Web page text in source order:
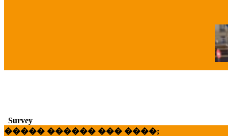
Survey
����� ������ ��� ����;